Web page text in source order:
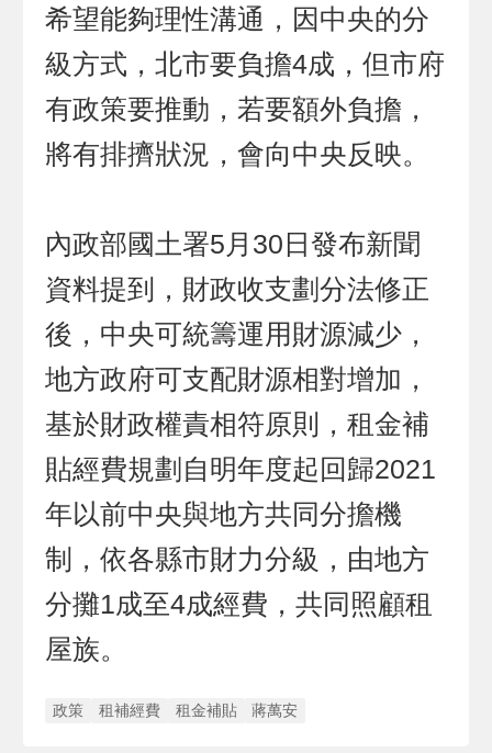
希望能夠理性溝通，因中央的分
級方式，北市要負擔4成，但市府
有政策要推動，若要額外負擔，
將有排擠狀況，會向中央反映。
內政部國土署5月30日發布新聞
資料提到，財政收支劃分法修正
後，中央可統籌運用財源減少，
地方政府可支配財源相對增加，
基於財政權責相符原則，租金補
貼經費規劃自明年度起回歸2021
年以前中央與地方共同分擔機
制，依各縣市財力分級，由地方
分攤1成至4成經費，共同照顧租
屋族。
政策 租補經費 租金補貼 蔣萬安